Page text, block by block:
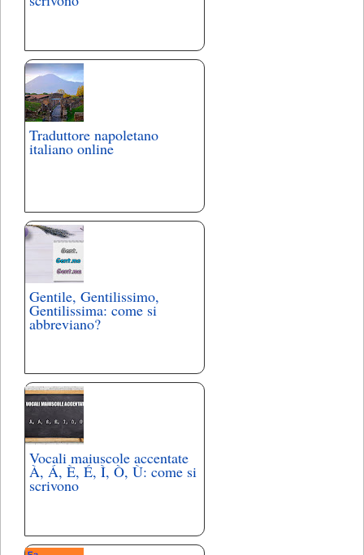
Traduttore napoletano
italiano online
Gentile, Gentilissimo,
Gentilissima: come si
abbreviano?
Vocali maiuscole accentate
À, Á, È, É, Ì, Ò, Ù: come si
scrivono